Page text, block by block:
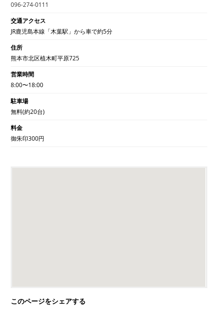
096-274-0111
交通アクセス
JR鹿児島本線「木葉駅」から車で約5分
住所
熊本市北区植木町平原725
営業時間
8:00〜18:00
駐車場
無料(約20台)
料金
御朱印300円
このページをシェアする